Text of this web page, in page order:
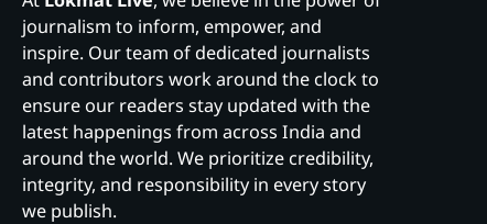
journalism to inform, empower, and
inspire. Our team of dedicated journalists
and contributors work around the clock to
ensure our readers stay updated with the
latest happenings from across India and
around the world. We prioritize credibility,
integrity, and responsibility in every story
we publish.